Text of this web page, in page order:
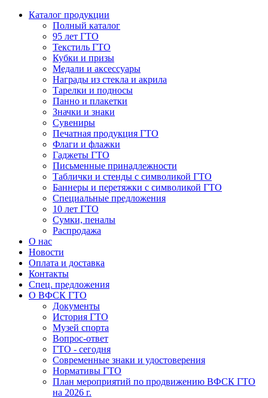
Каталог продукции
Полный каталог
95 лет ГТО
Текстиль ГТО
Кубки и призы
Медали и аксессуары
Награды из стекла и акрила
Тарелки и подносы
Панно и плакетки
Значки и знаки
Сувениры
Печатная продукция ГТО
Флаги и флажки
Гаджеты ГТО
Письменные принадлежности
Таблички и стенды с символикой ГТО
Баннеры и перетяжки с символикой ГТО
Специальные предложения
10 лет ГТО
Сумки, пеналы
Распродажа
О нас
Новости
Оплата и доставка
Контакты
Спец. предложения
О ВФСК ГТО
Документы
История ГТО
Музей спорта
Вопрос-ответ
ГТО - сегодня
Современные знаки и удостоверения
Нормативы ГТО
План мероприятий по продвижению ВФСК ГТО
на 2026 г.